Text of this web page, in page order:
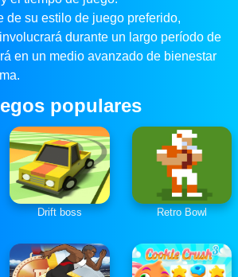
de su estilo de juego preferido,
durante un largo período de
en un medio avanzado de bienestar
populares
Drift boss Retro Bowl